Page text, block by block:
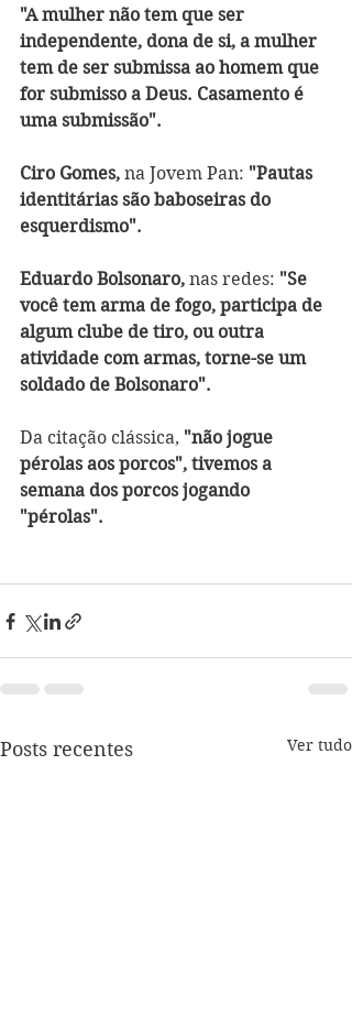
"A mulher não tem que ser
independente, dona de si, a mulher
tem de ser submissa ao homem que
for submisso a Deus. Casamento é
uma submissão".
Ciro Gomes, na Jovem Pan: "Pautas
identitárias são baboseiras do
esquerdismo".
Eduardo Bolsonaro, nas redes: "Se
você tem arma de fogo, participa de
algum clube de tiro, ou outra
atividade com armas, torne-se um
soldado de Bolsonaro".
Da citação clássica, "não jogue
pérolas aos porcos", tivemos a
semana dos porcos jogando
"pérolas".
Posts recentes Ver tudo